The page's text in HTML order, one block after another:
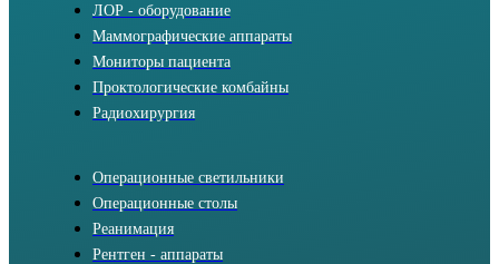
ЛОР - оборудование
Маммографические аппараты
Мониторы пациента
Проктологические комбайны
Радиохирургия
Операционные светильники
Операционные столы
Реанимация
Рентген - аппараты